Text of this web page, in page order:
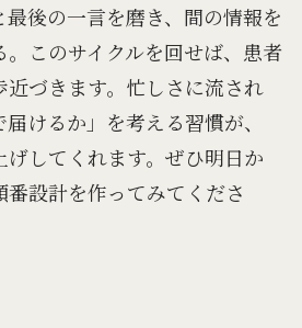
後の一言を磨き、間の情報を
。このサイクルを回せば、患者
近づきます。忙しさに流され
けるか」を考える習慣が、
してくれます。ぜひ明日か
番設計を作ってみてくださ